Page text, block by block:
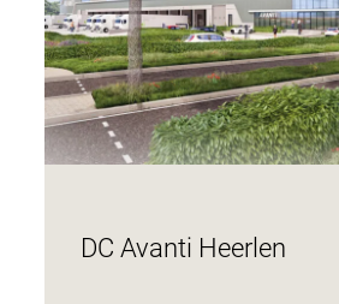
DC Avanti Heerlen